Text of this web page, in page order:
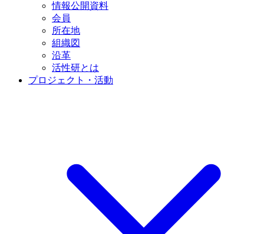
情報公開資料
会員
所在地
組織図
沿革
活性研とは
プロジェクト・活動